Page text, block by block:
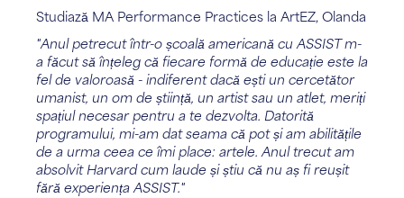
Studiază MA Performance Practices la ArtEZ, Olanda
"Anul petrecut într-o școală americană cu ASSIST m-
a făcut să înțeleg că fiecare formă de educație este la
fel de valoroasă - indiferent dacă ești un cercetător
umanist, un om de știință, un artist sau un atlet, meriți
spațiul necesar pentru a te dezvolta. Datorită
programului, mi-am dat seama că pot și am abilitățile
de a urma ceea ce îmi place: artele. Anul trecut am
absolvit Harvard cum laude și știu că nu aș fi reușit
fără experiența ASSIST."